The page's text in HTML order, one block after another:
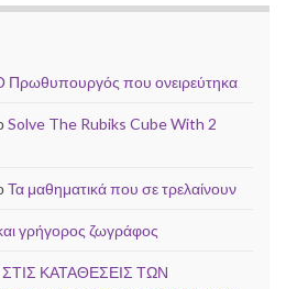
Πρωθυπουργός που ονειρεύτηκα
Solve The Rubiks Cube With 2
Τα μαθηματικά που σε τρελαίνουν
γρήγορος ζωγράφος
ΚΑΤΑΘΕΣΕΙΣ ΤΩΝ